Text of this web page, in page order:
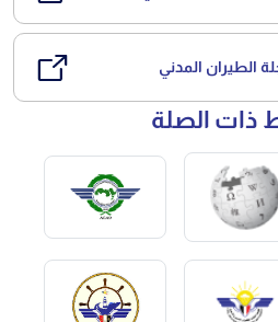
الطيران المدني
ذات الصلة